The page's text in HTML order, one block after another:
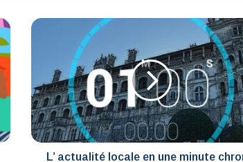
L’
une
minute
chrono
–
18
maiL’ actualité locale en une minute